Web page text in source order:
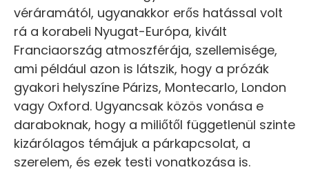
véráramától, ugyanakkor erős hatással volt
rá a korabeli Nyugat-Európa, kivált
Franciaország atmoszférája, szellemisége,
ami például azon is látszik, hogy a prózák
gyakori helyszíne Párizs, Montecarlo, London
vagy Oxford. Ugyancsak közös vonása e
daraboknak, hogy a miliőtől függetlenül szinte
kizárólagos témájuk a párkapcsolat, a
szerelem, és ezek testi vonatkozása is.